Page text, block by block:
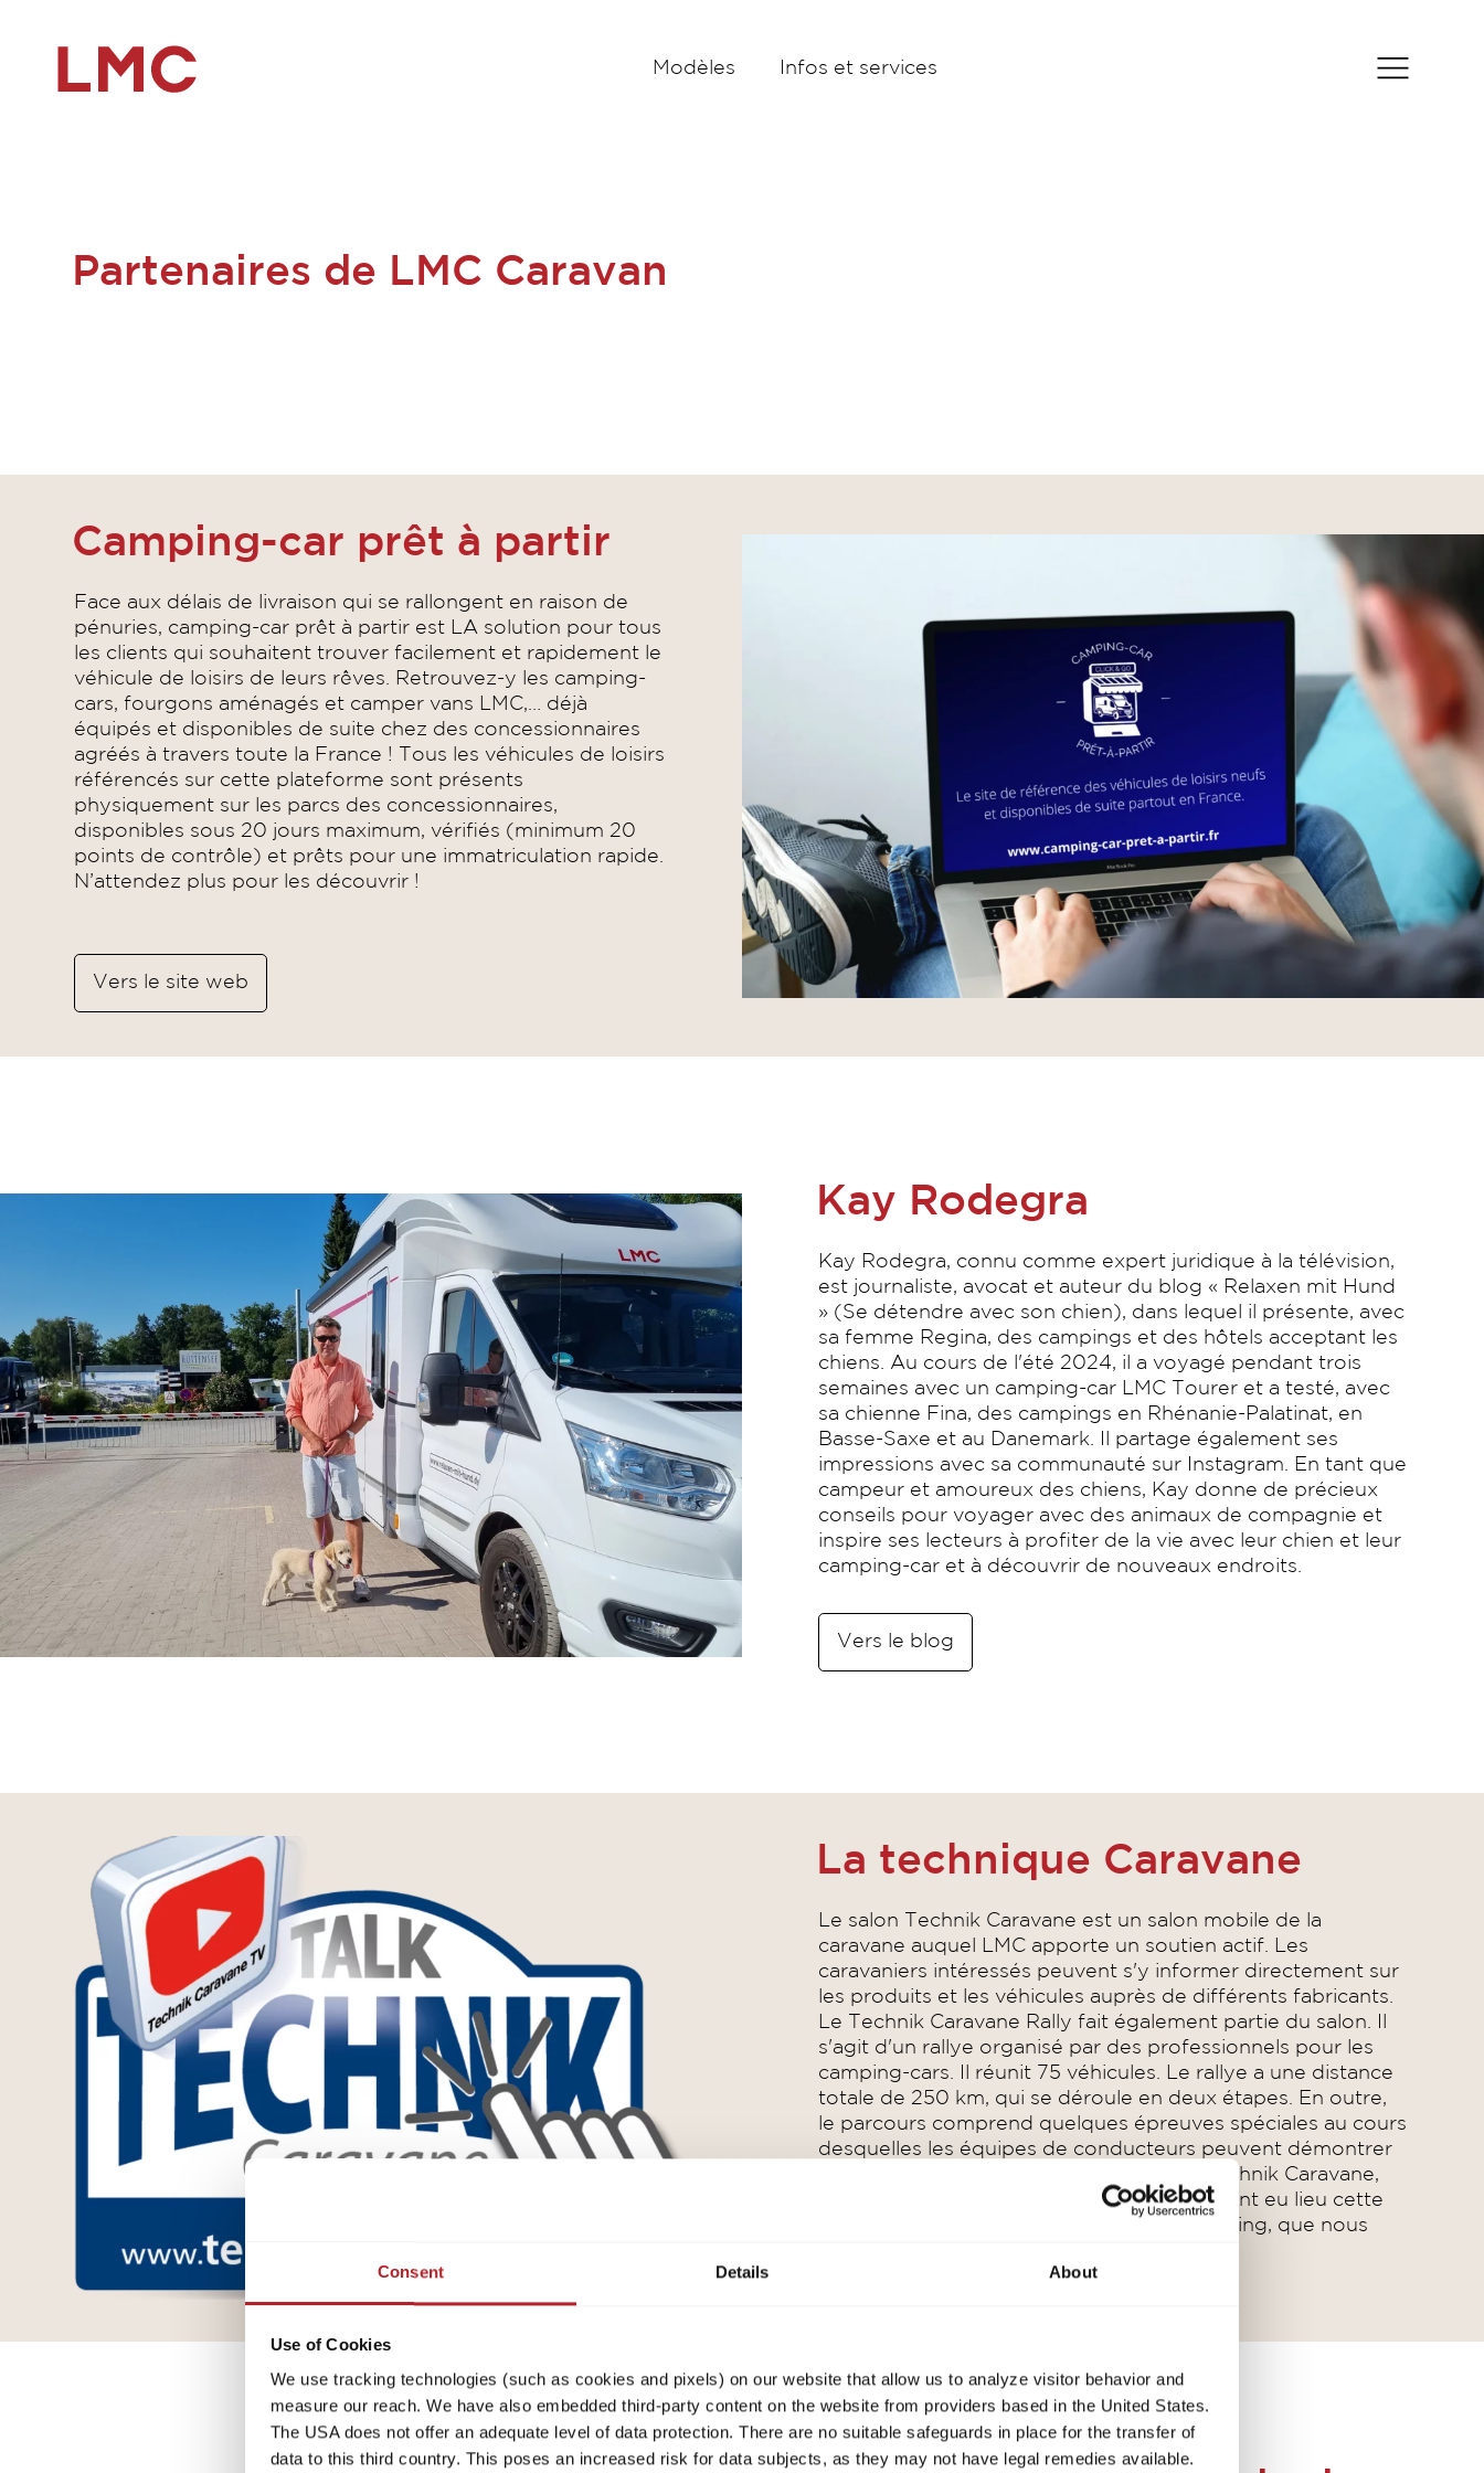
Consent Details About
Use of Cookies
We use tracking technologies (such as cookies and pixels) on our website that allow us to analyze visitor behavior and
measure our reach. We have also embedded third-party content on the website from providers based in the United States.
The USA does not offer an adequate level of data protection. There are no suitable safeguards in place for the transfer of
data to this third country. This poses an increased risk for data subjects, as they may not have legal remedies available.
Modèles Infos et services
Partenaires de LMC Caravan
Camping-car prêt à partir
Face aux délais de livraison qui se rallongent en raison de
pénuries, camping-car prêt à partir est LA solution pour tous
les clients qui souhaitent trouver facilement et rapidement le
véhicule de loisirs de leurs rêves. Retrouvez-y les camping-
cars, fourgons aménagés et camper vans LMC,… déjà
équipés et disponibles de suite chez des concessionnaires
agréés à travers toute la France ! Tous les véhicules de loisirs
référencés sur cette plateforme sont présents
physiquement sur les parcs des concessionnaires,
disponibles sous 20 jours maximum, vérifiés (minimum 20
points de contrôle) et prêts pour une immatriculation rapide.
N’attendez plus pour les découvrir !
Vers le site web
Kay Rodegra
Kay Rodegra, connu comme expert juridique à la télévision,
est journaliste, avocat et auteur du blog « Relaxen mit Hund
» (Se détendre avec son chien), dans lequel il présente, avec
sa femme Regina, des campings et des hôtels acceptant les
chiens. Au cours de l'été 2024, il a voyagé pendant trois
semaines avec un camping-car LMC Tourer et a testé, avec
sa chienne Fina, des campings en Rhénanie-Palatinat, en
Basse-Saxe et au Danemark. Il partage également ses
impressions avec sa communauté sur Instagram. En tant que
campeur et amoureux des chiens, Kay donne de précieux
conseils pour voyager avec des animaux de compagnie et
inspire ses lecteurs à profiter de la vie avec leur chien et leur
camping-car et à découvrir de nouveaux endroits.
Vers le blog
La technique Caravane
Le salon Technik Caravane est un salon mobile de la
caravane auquel LMC apporte un soutien actif. Les
caravaniers intéressés peuvent s'y informer directement sur
les produits et les véhicules auprès de différents fabricants.
Le Technik Caravane Rally fait également partie du salon. Il
s'agit d'un rallye organisé par des professionnels pour les
camping-cars. Il réunit 75 véhicules. Le rallye a une distance
totale de 250 km, qui se déroule en deux étapes. En outre,
le parcours comprend quelques épreuves spéciales au cours
desquelles les équipes de conducteurs peuvent démontrer
leurs compétences. Dans le cadre de la Technik Caravane,
des discussions (Technik Caravane Talks) ont eu lieu cette
année sur différents thèmes liés au caravaning, que nous